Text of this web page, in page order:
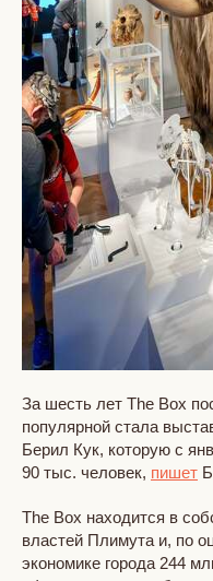
За шесть лет The Box
популярной стала
Берил Кук, которую с
90 тыс. человек, пишет
The Box находится в
властей Плимута и, по
экономике города 244